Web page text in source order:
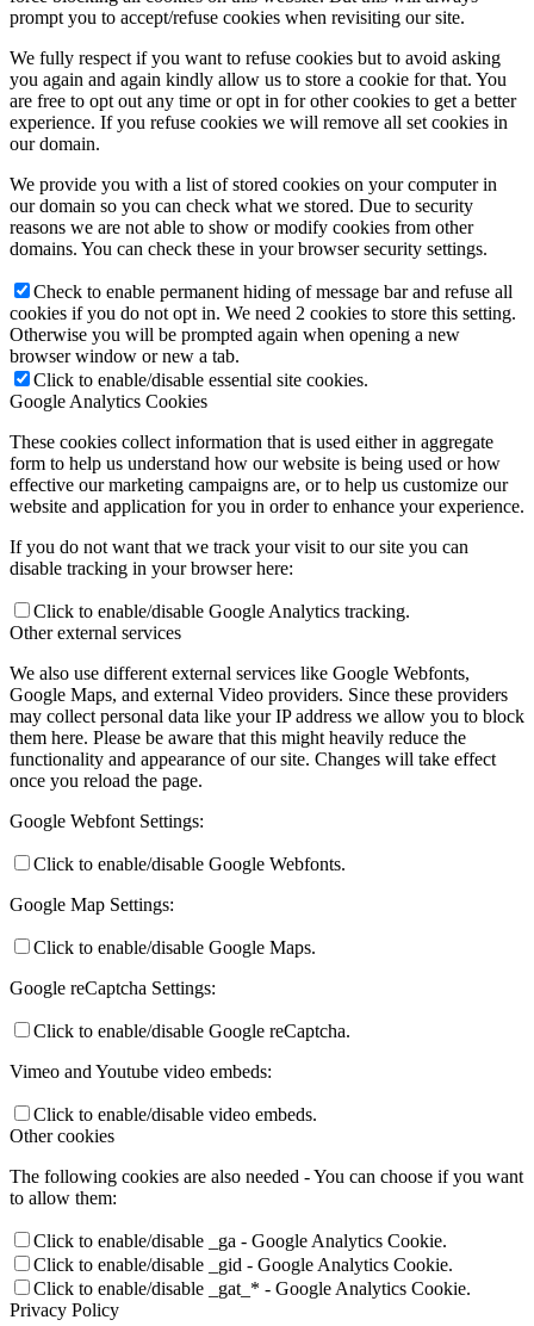
prompt you to accept/refuse cookies when revisiting our site.
We fully respect if you want to refuse cookies but to avoid asking
you again and again kindly allow us to store a cookie for that. You
are free to opt out any time or opt in for other cookies to get a better
experience. If you refuse cookies we will remove all set cookies in
our domain.
We provide you with a list of stored cookies on your computer in
our domain so you can check what we stored. Due to security
reasons we are not able to show or modify cookies from other
domains. You can check these in your browser security settings.
Check to enable permanent hiding of message bar and refuse all
cookies if you do not opt in. We need 2 cookies to store this setting.
Otherwise you will be prompted again when opening a new
browser window or new a tab.
Click to enable/disable essential site cookies.
Google Analytics Cookies
These cookies collect information that is used either in aggregate
form to help us understand how our website is being used or how
effective our marketing campaigns are, or to help us customize our
website and application for you in order to enhance your experience.
If you do not want that we track your visit to our site you can
disable tracking in your browser here:
Click to enable/disable Google Analytics tracking.
Other external services
We also use different external services like Google Webfonts,
Google Maps, and external Video providers. Since these providers
may collect personal data like your IP address we allow you to block
them here. Please be aware that this might heavily reduce the
functionality and appearance of our site. Changes will take effect
once you reload the page.
Google Webfont Settings:
Click to enable/disable Google Webfonts.
Google Map Settings:
Click to enable/disable Google Maps.
Google reCaptcha Settings:
Click to enable/disable Google reCaptcha.
Vimeo and Youtube video embeds:
Click to enable/disable video embeds.
Other cookies
The following cookies are also needed - You can choose if you want
to allow them:
Click to enable/disable _ga - Google Analytics Cookie.
Click to enable/disable _gid - Google Analytics Cookie.
Click to enable/disable _gat_* - Google Analytics Cookie.
Privacy Policy